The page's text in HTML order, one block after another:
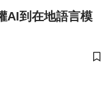
AI到在地語言模
儲